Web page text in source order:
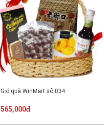
Giỏ quà WinMart số 034
565,000đ